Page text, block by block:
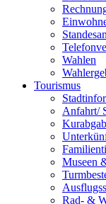
Wahlen
Tourismus
Anfahrt/
Museen
Rad- &